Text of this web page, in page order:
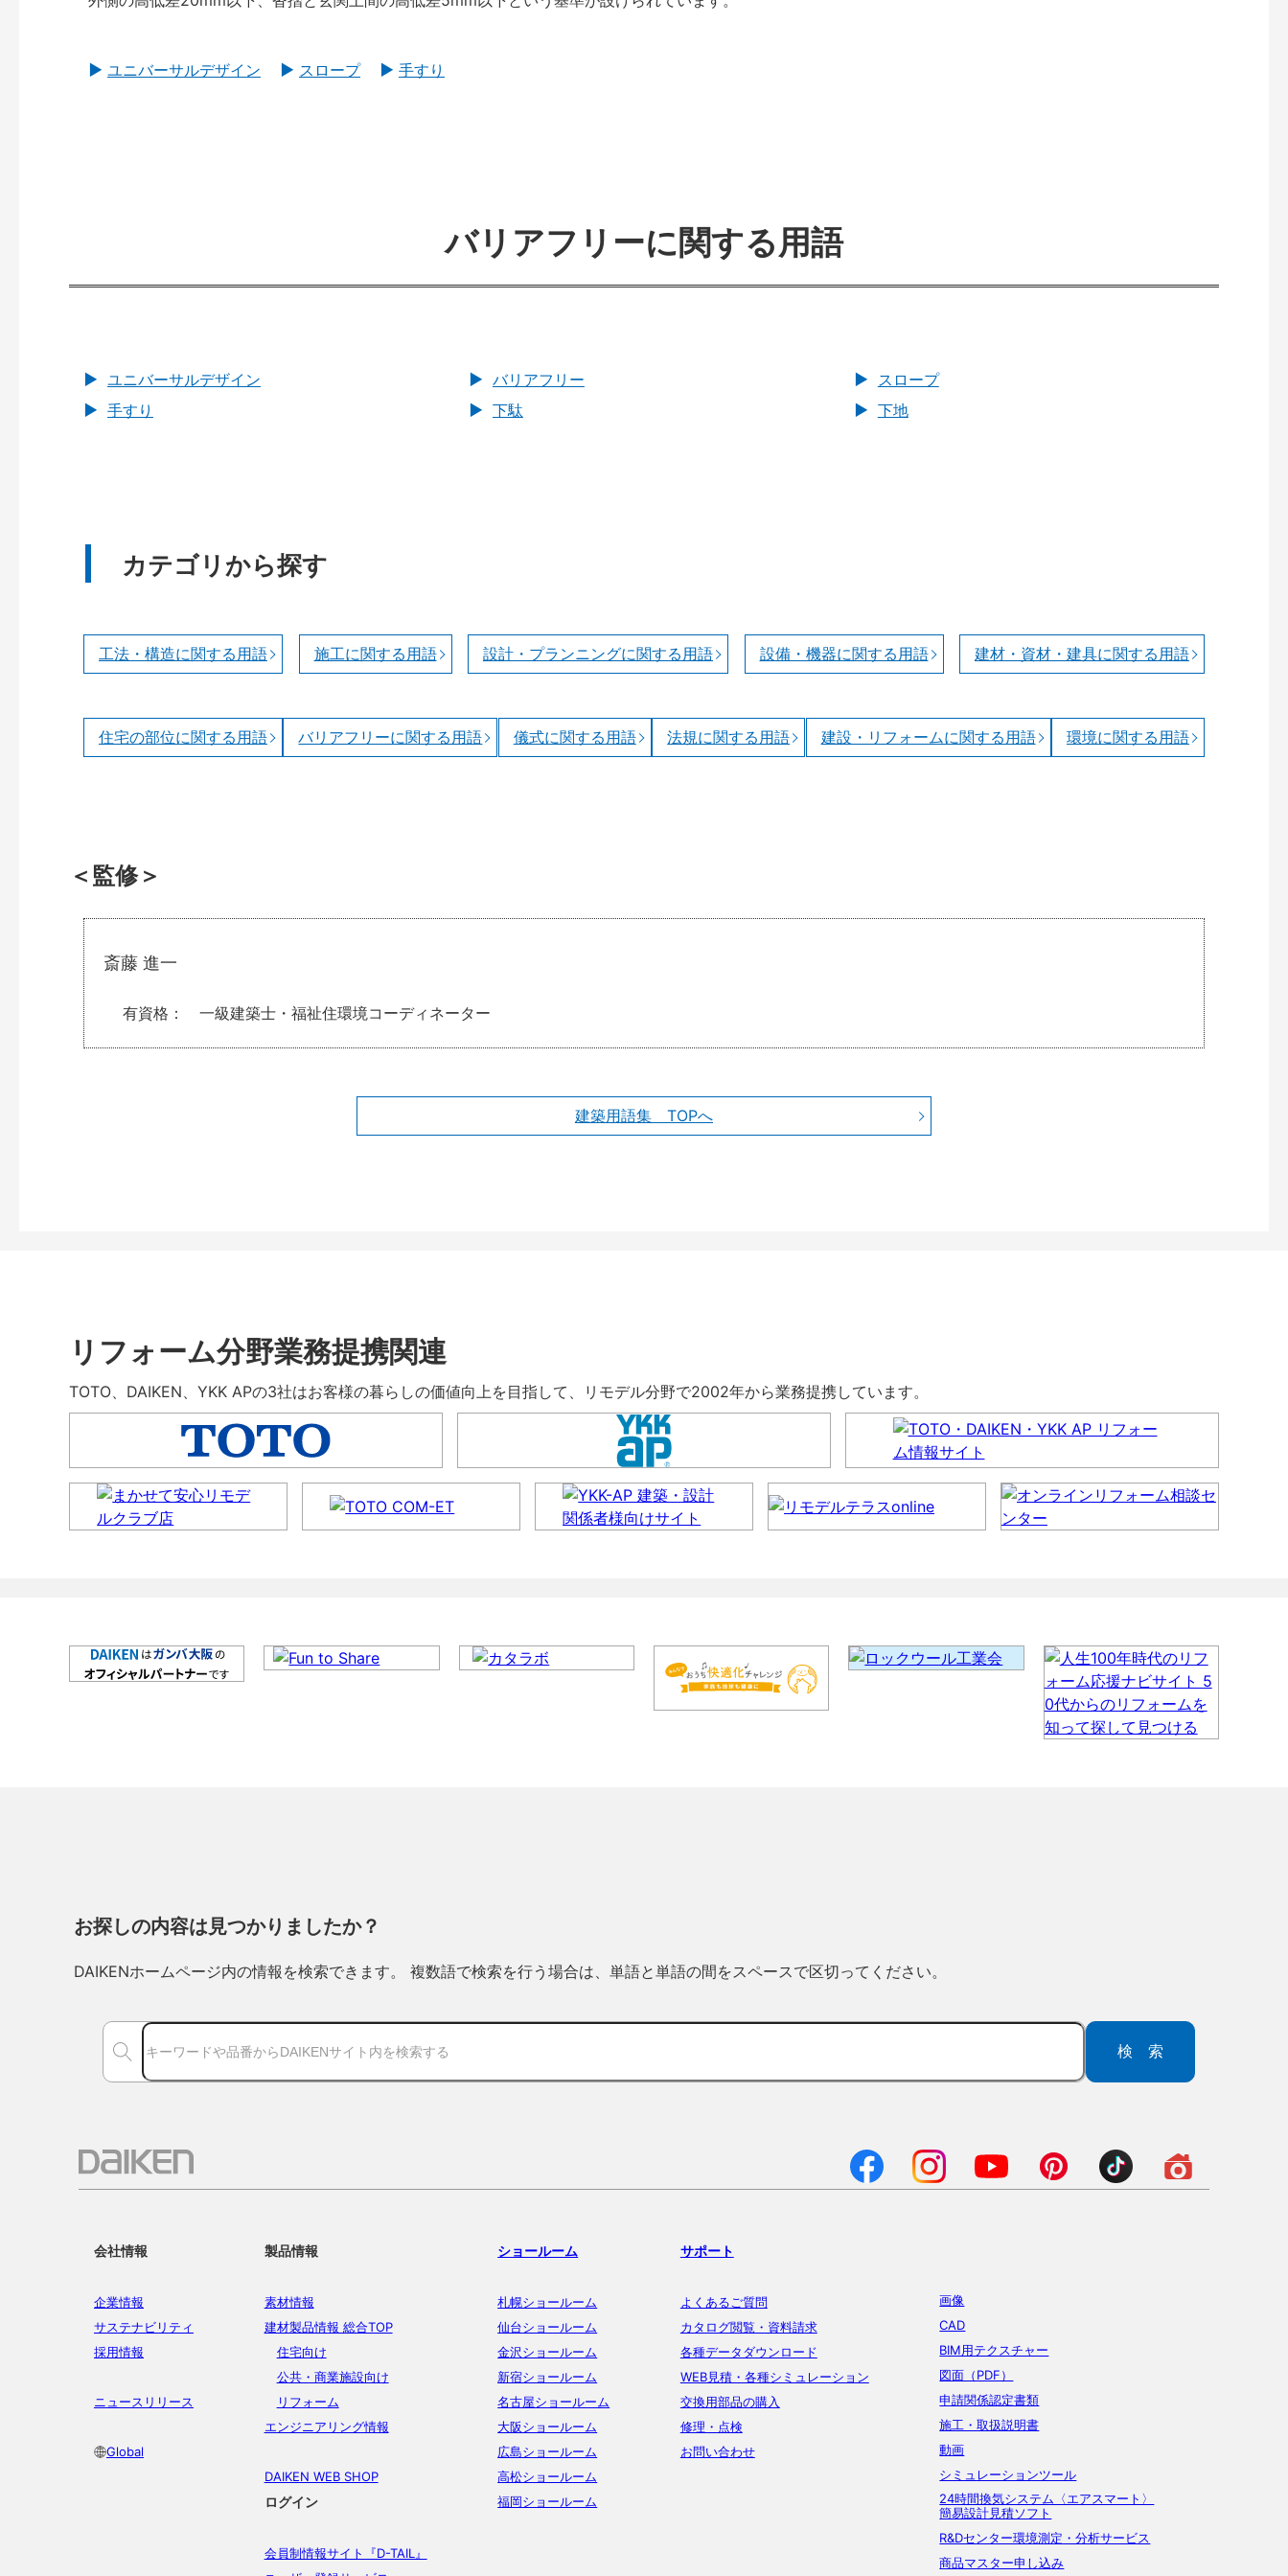
ユニバーサルデザイン スロープ 手すり
バリアフリーに関する用語
ユニバーサルデザイン バリアフリー
スロープ
手すり
下駄 下地
カテゴリから探す
工法・構造に関する用語 施工に関する用語 設計・プランニングに関する用語 設備・機器に関する用語 建材・資材・建具に関する用語
住宅の部位に関する用語 バリアフリーに関する用語 儀式に関する用語 法規に関する用語 建設・リフォームに関する用語 環境に関する用語
＜監修＞
斎藤 進一
有資格 一級建築士・福祉住環境コーディネーター
建築用語集 TOPへ
リフォーム分野業務提携関連
TOTO、DAIKEN、YKK APの3社はお客様の暮らしの価値向上を目指して、リモデル分野で2002年から業務提携しています。
お探しの内容は見つかりましたか？
DAIKENホームページ内の情報を検索できます。 複数語で検索を行う場合は、単語と単語の間をスペースで区切ってください。
検索
会社情報
企業情報
サステナビリティ
採用情報
ニュースリリース
Global
製品情報
素材情報
建材製品情報 総合TOP
住宅向け
公共・商業施設向け
リフォーム
エンジニアリング情報
DAIKEN WEB SHOP
ログイン
会員制情報サイト『D-TAIL』
ショールーム
札幌ショールーム
仙台ショールーム
金沢ショールーム
新宿ショールーム
名古屋ショールーム
大阪ショールーム
広島ショールーム
高松ショールーム
福岡ショールーム
サポート
よくあるご質問
カタログ閲覧・資料請求
各種データダウンロード
WEB見積・各種シミュレーション
交換用部品の購入
修理・点検
お問い合わせ
画像
CAD
BIM用テクスチャー
図面（PDF）
申請関係認定書類
施工・取扱説明書
動画
シミュレーションツール
24時間換気システム〈エアスマート〉
簡易設計見積ソフト
R&Dセンター環境測定・分析サービス
商品マスター申し込み